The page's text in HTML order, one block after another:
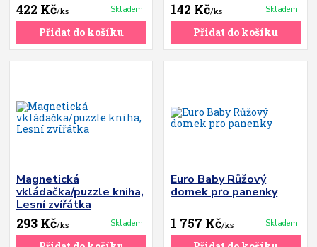
422 Kč/ks Skladem
Přidat do košíku
142 Kč/ks Skladem
Přidat do košíku
Magnetická
vkládačka/puzzle kniha,
Lesní zvířátka
293 Kč/ks Skladem
Euro Baby Růžový
domek pro panenky
1 757 Kč/ks Skladem